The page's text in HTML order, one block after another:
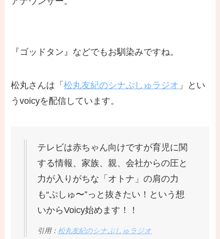
『ゴッドタン』などでもお馴染みですね。
松丸さんは「松丸友紀のシナぷしゅラジオ 」とい
うvoicyを配信しています。
テレビは赤ちゃん向けですが育児に関
する情報、家族、親、会社からの圧と
力が入りがちな「オトナ」の肩の力
も“ぷしゅ〜”っと抜きたい！という想
いからVoicy始めます！！
引用： 松丸友紀のシナぷしゅラジオ